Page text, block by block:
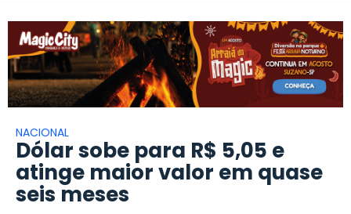
NACIONAL
Dólar sobe para R$ 5,05 e
atinge maior valor em quase
seis meses